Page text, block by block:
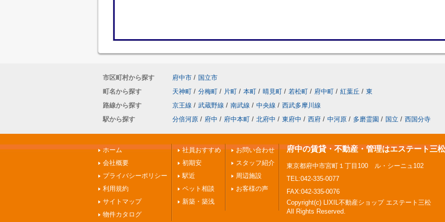
市区町村から探す 府中市 / 国立市
町名から探す
天神町 / 分梅町 / 片町 / 本町 / 晴見町 / 若松町 / 府中町 / 紅葉丘 / 東
路線から探す
京王線 / 武蔵野線 / 南武線 / 中央線 / 西武多摩川線
駅から探す
分倍河原 / 府中 / 府中本町 / 北府中 / 東府中 / 西府 / 中河原 / 多磨霊園 / 国立 / 西国分寺
ホーム
会社概要
プライバシーポリシー
利用規約
サイトマップ
物件カタログ
社員おすすめ
初期安
駅近
ペット相談
新築・築浅
お問い合わせ
スタッフ紹介
周辺施設
お客様の声
府中の賃貸・不動産・管理はエステート三松
東京都府中市宮町１丁目100 ル・シーニュ102
TEL:042-335-0077
FAX:042-335-0076
Copyright(c) LIXIL不動産ショップ エステート三松
All Rights Reserved.